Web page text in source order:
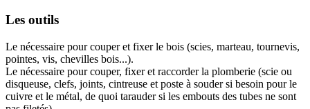
Les outils
Le nécessaire pour couper et fixer le bois (scies, marteau, tournevis,
pointes, vis, chevilles bois...).
Le nécessaire pour couper, fixer et raccorder la plomberie (scie ou
disqueuse, clefs, joints, cintreuse et poste à souder si besoin pour le
cuivre et le métal, de quoi tarauder si les embouts des tubes ne sont